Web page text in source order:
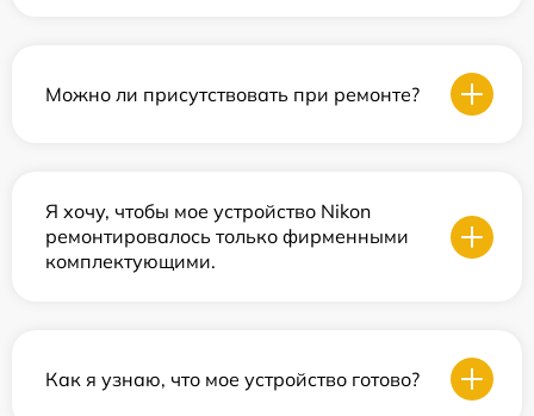
Можно ли присутствовать при ремонте?
Я хочу, чтобы мое устройство Nikon
ремонтировалось только фирменными
комплектующими.
Как я узнаю, что мое устройство готово?